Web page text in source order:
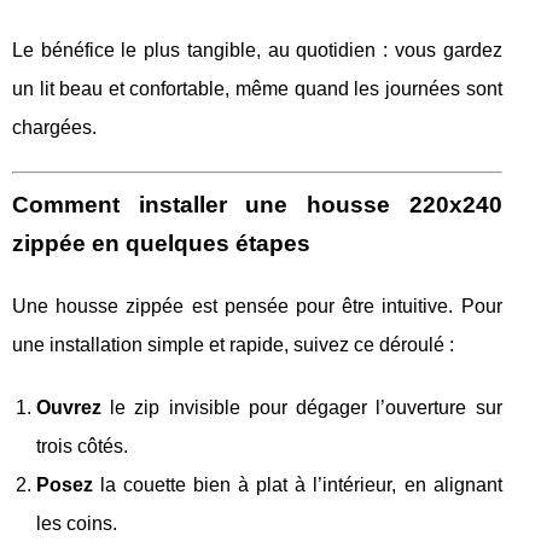
Le bénéfice le plus tangible, au quotidien : vous gardez
un lit beau et confortable, même quand les journées sont
chargées.
Comment installer une housse 220x240
zippée en quelques étapes
Une housse zippée est pensée pour être intuitive. Pour
une installation simple et rapide, suivez ce déroulé :
Ouvrez le zip invisible pour dégager l’ouverture sur
trois côtés.
Posez la couette bien à plat à l’intérieur, en alignant
les coins.